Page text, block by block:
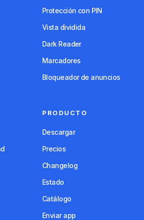
Protección con PIN
Vista dividida
Dark Reader
Marcadores
Bloqueador de anuncios
PRODUCTO
Descargar
Precios
Changelog
Estado
Catálogo
Enviar app